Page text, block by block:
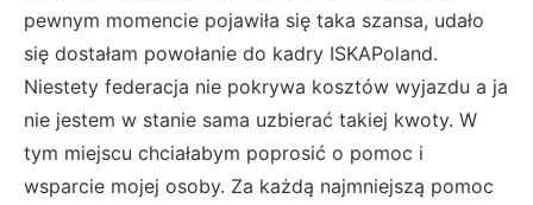
pewnym momencie pojawiła się taka szansa, udało
się dostałam powołanie do kadry ISKAPoland.
Niestety federacja nie pokrywa kosztów wyjazdu a ja
nie jestem w stanie sama uzbierać takiej kwoty. W
tym miejscu chciałabym poprosić o pomoc i
wsparcie mojej osoby. Za każdą najmniejszą pomoc